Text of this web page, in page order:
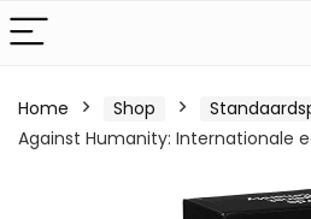
Home Shop
Against Humanity: Internationale